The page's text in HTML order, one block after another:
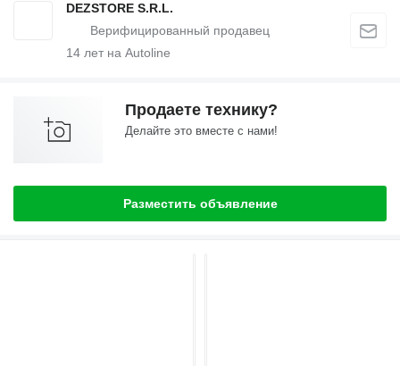
DEZSTORE S.R.L.
14 лет на Autoline
Продаете технику?
Делайте это вместе с нами!
Разместить объявление